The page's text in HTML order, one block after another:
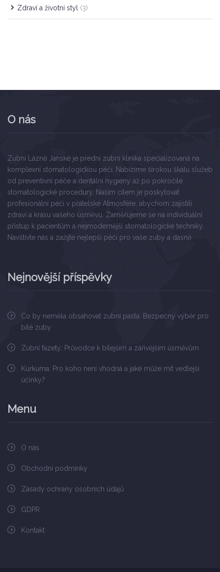
Zdraví a životní styl (3)
O nás
Zubní Lázně Janské je přední zubní klinika specializovaná na
komplexní stomatologickou péči. Nabízíme širokou škálu služeb
od preventivní péče a dentální hygieny až po pokročilé
stomatologické procedury. Naším cílem je poskytovat
profesionální péči v přátelské Atmosféře, abychom zajistili
zdraví a krásu vašeho úsměvu. Zaměřujeme se na individuální
přístup k pacientům a nejmodernější stomatologické techniky.
Navštivte nás a zažijte nejlepší péči pro vaše zuby a dásně.
Nejnovější příspěvky
Co by neměla obsahovat zubní pasta: Bezpečný výběr pro
bílé zuby
Zubní fazety: Průvodce k bílejším a zářivějším úsměvům
Kurkuma: Pro koho není vhodná a jaké může mít vedlejší
účinky?
Menu
O nás
Obchodní podmínky
Zásady ochrany osobních údajů
GDPR
Kontakt